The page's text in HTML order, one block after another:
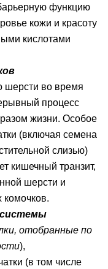
функцию
кожи и красоту
кислотами
шерсти во время
процесс
жизни. Особое
(включая семена
слизью)
кишечный транзит,
шерсти и
отобранные по
),
(в том числе